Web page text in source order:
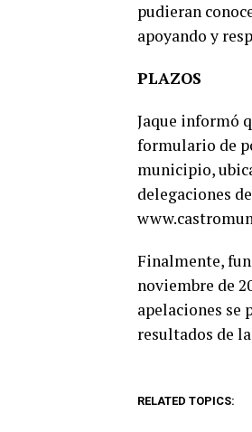
pudieran
apoyando y
PLAZOS
Jaque informó
formulario de
municipio,
delegaciones
Finalmente,
noviembre de
apelaciones se
resultados de
RELATED TOPICS: